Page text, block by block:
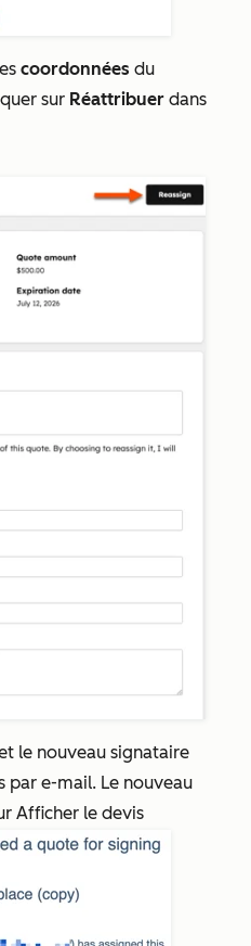
coordonnées du
sur Réattribuer dans
le nouveau signataire
par e-mail. Le nouveau
Afficher le devis